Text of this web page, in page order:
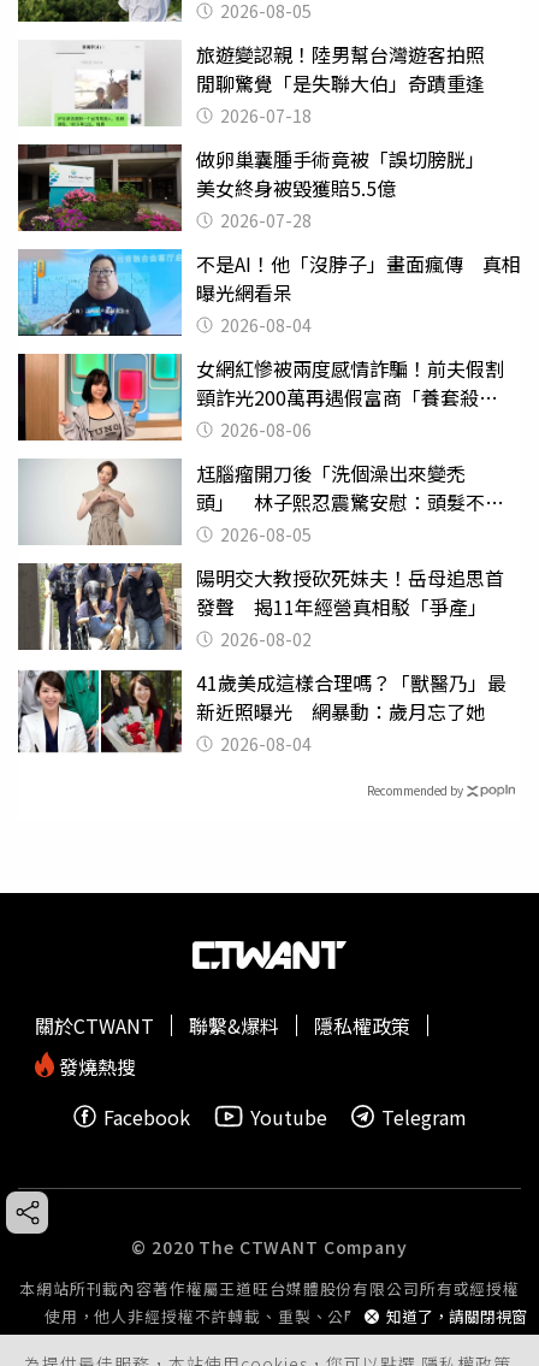
喊：無法想像
2026-08-05
旅遊變認親！陸男幫台灣遊客拍照
閒聊驚覺「是失聯大伯」奇蹟重逢
2026-07-18
做卵巢囊腫手術竟被「誤切膀胱」
美女終身被毀獲賠5.5億
2026-07-28
不是AI！他「沒脖子」畫面瘋傳 真相
曝光網看呆
2026-08-04
女網紅慘被兩度感情詐騙！前夫假割
頸詐光200萬再遇假富商「養套殺
2000萬」
2026-08-06
尪腦瘤開刀後「洗個澡出來變禿
頭」 林子熙忍震驚安慰：頭髮不重
要 2026-08-05
陽明交大教授砍死妹夫！岳母追思首
發聲 揭11年經營真相駁「爭產」
2026-08-02
41歲美成這樣合理嗎？「獸醫乃」最
新近照曝光 網暴動：歲月忘了她
2026-08-04
Recommended by
知道了，請關閉視窗
關於CTWANT 聯繫&爆料
隱私權政策
發燒熱搜
Facebook
Youtube Telegram
© 2020 The CTWANT Company
本網站所刊載內容著作權屬王道旺台媒體股份有限公司所有或經授權
使用，他人非經授權不許轉載、重製、公開播送或公開傳輸。